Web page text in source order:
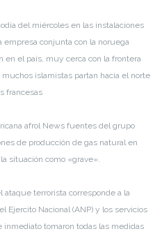
del miércoles en las instalaciones
conjunta con la noruega
en el país, muy cerca con la frontera
islamistas partan hacia el norte
francesas
afrol News fuentes del grupo
de producción de gas natural en
situación como «grave».
ataque terrorista corresponde a la
Ejercito Nacional (ANP) y los servicios
tomaron todas las medidas